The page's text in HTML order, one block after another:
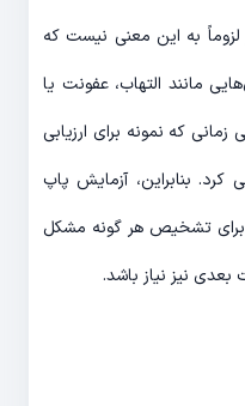
به این معنی نیست که
مانند التهاب، عفونت یا
که نمونه برای ارزیابی
بنابراین، آزمایش پاپ
برای تشخیص هر گونه مشکل
نیز نیاز باشد.